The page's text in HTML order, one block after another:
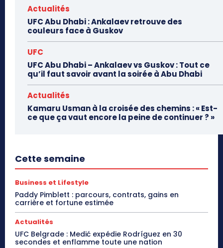
Actualités
UFC Abu Dhabi : Ankalaev retrouve des
couleurs face à Guskov
UFC
UFC Abu Dhabi – Ankalaev vs Guskov : Tout ce
qu’il faut savoir avant la soirée à Abu Dhabi
Actualités
Kamaru Usman à la croisée des chemins : « Est-
ce que ça vaut encore la peine de continuer ? »
Cette semaine
Business et Lifestyle
Paddy Pimblett : parcours, contrats, gains en
carrière et fortune estimée
Actualités
UFC Belgrade : Medić expédie Rodríguez en 30
secondes et enflamme toute une nation